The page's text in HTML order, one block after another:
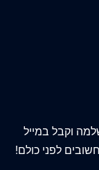
וקבל במייל
לפני כולם!